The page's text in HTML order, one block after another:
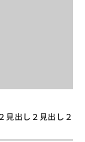
見出し２見出し２